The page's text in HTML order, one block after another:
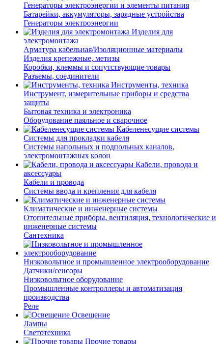
Генераторы электроэнергии и элементы питания
Батарейки, аккумуляторы, зарядные устройства
Генераторы электроэнергии
Изделия для
электромонтажа
Арматура кабельная/Изоляционные материалы
Изделия крепежные, метизы
Коробки, клеммы и сопутствующие товары
Разъемы, соединители
Инструменты, техника
Инструмент, измерительные приборы и средства
защиты
Бытовая техника и электроника
Оборудование паяльное и сварочное
Кабеленесущие системы
Системы для прокладки кабеля
Системы напольных и подпольных каналов,
электромонтажных колон
Кабели, провода и
аксессуары
Кабели и провода
Системы ввода и крепления для кабеля
Климатические и инженерные системы
Отопительные приборы, вентиляция, технологические и
инженерные системы
Сантехника
Низковольтное и промышленное электрооборудование
Датчики/сенсоры
Низковольтное оборудование
Промышленные контроллеры и автоматизация
производства
Реле
Освещение
Лампы
Светотехника
Прочие товары